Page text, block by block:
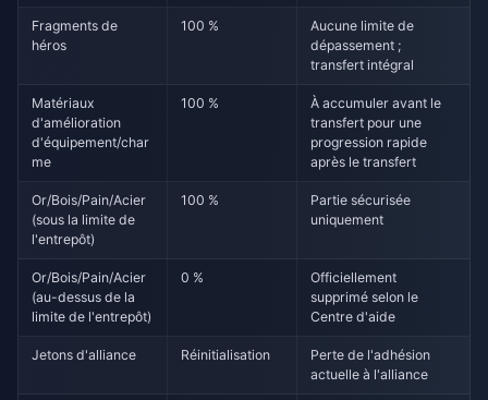
Fragments de
héros
100 %
Aucune limite de
dépassement ;
transfert intégral
Matériaux
d'amélioration
d'équipement/char
me
100 %
À accumuler avant le
transfert pour une
progression rapide
après le transfert
Or/Bois/Pain/Acier
(sous la limite de
l'entrepôt)
100 %
Partie sécurisée
uniquement
Or/Bois/Pain/Acier
(au-dessus de la
limite de l'entrepôt)
0 %
Officiellement
supprimé selon le
Centre d'aide
Jetons d'alliance Réinitialisation
Perte de l'adhésion
actuelle à l'alliance